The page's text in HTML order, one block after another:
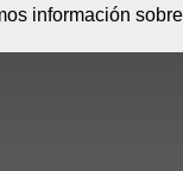
información sobre